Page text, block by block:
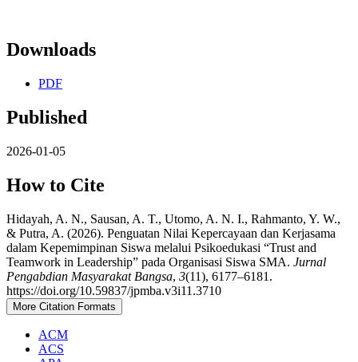
Downloads
PDF
Published
2026-01-05
How to Cite
Hidayah, A. N., Sausan, A. T., Utomo, A. N. I., Rahmanto, Y. W.,
& Putra, A. (2026). Penguatan Nilai Kepercayaan dan Kerjasama
dalam Kepemimpinan Siswa melalui Psikoedukasi “Trust and
Teamwork in Leadership” pada Organisasi Siswa SMA. Jurnal
Pengabdian Masyarakat Bangsa, 3(11), 6177–6181.
https://doi.org/10.59837/jpmba.v3i11.3710
More Citation Formats
ACM
ACS